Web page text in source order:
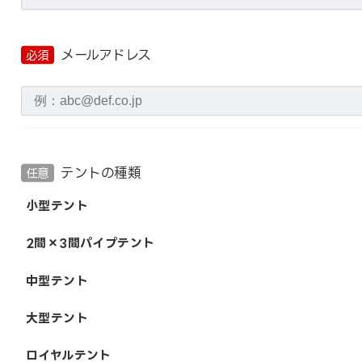
必須 メールアドレス
任意 テントの種類
小型テント
2間×3間パイプテント
中型テント
大型テント
ロイヤルテント